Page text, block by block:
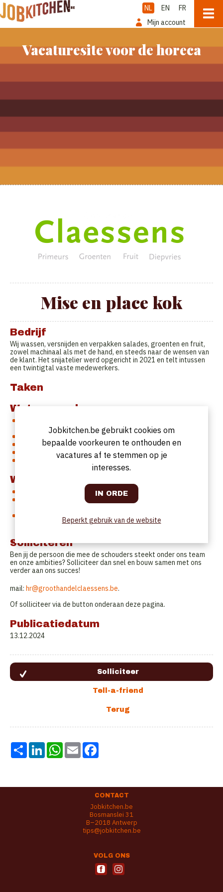
NL EN
FR
Mijn account
Vacaturesite voor de horeca
Mise en place kok
Bedrijf
Wij wassen, versnijden en verpakken salades, groenten en fruit,
zowel machinaal als met de hand, en steeds naar de wensen van
de klant. Het snijatelier werd opgericht in 2021 en telt intussen
een twintigtal vaste medewerkers.
Taken
Wat we zoeken:
Een aparte liefde voor fruit en groenten is een must.
Ervaring in de keuken is een plus
Nederlands spreken is een vereiste.
Je krijgt de kans om te groeien, samen met ons bedrijf.
Wat wij bieden:
Een uitdagende job met daguren.
Een stimulerende werkomgeving waar groei en ontwikkeling
De mogelijkheid om je te ontwikkelen binnen een voortdurend
groeiend bedrijf.
Solliciteren
Ben jij de persoon die mee de schouders steekt onder ons team
en onze ambities? Solliciteer dan snel en bouw samen met ons
verder aan ons succes!
mail: hr@groothandelclaessens.be.
Of solliciteer via de button onderaan deze pagina.
Publicatiedatum
13.12.2024
Share LinkedInWhatsApp
Email
CONTACT
Jobkitchen.be
Bosmanslei 31
B–2018 Antwerp
tips@jobkitchen.be
VOLG ONS
Jobkitchen.be gebruikt cookies om
bepaalde voorkeuren te onthouden en
vacatures af te stemmen op je
interesses.
Beperkt gebruik van de website